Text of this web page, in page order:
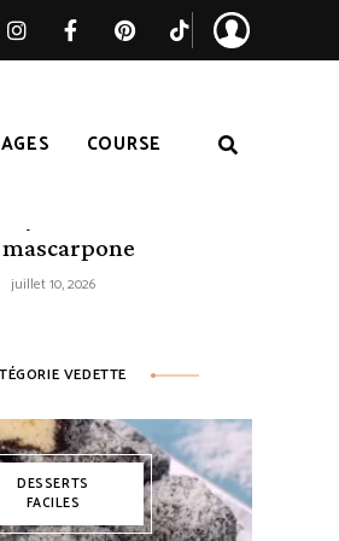
COURSE
mascarpone
juillet 10, 2026
VEDETTE
DESSERTS
FACILES